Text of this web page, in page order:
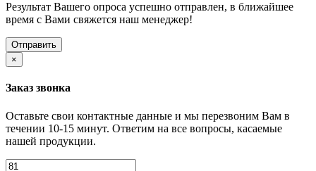
Результат Вашего опроса успешно отправлен, в ближайшее
время с Вами свяжется наш менеджер!
×
Заказ звонка
Оставьте свои контактные данные и мы перезвоним Вам в
течении 10-15 минут. Ответим на все вопросы, касаемые
нашей продукции.